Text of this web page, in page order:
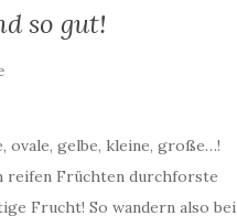
so gut!
ovale, gelbe, kleine, große…!
reifen Früchten durchforste
Frucht! So wandern also bei